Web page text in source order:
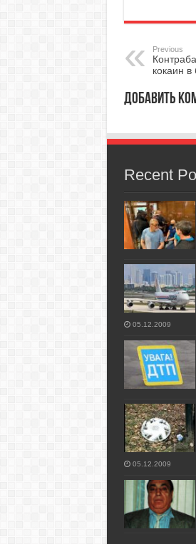
Previous
кокаин в
Добавить
Recent
05.12.2009
05.12.2009